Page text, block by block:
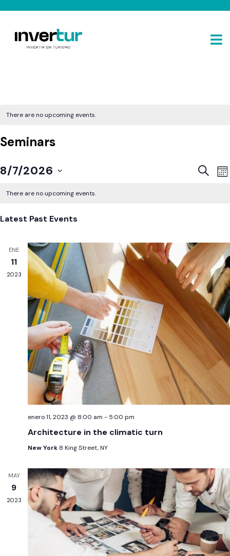
There are no upcoming events.
Seminars
8/7/2026
date.
There are no upcoming events.
Latest Past Events
ENE
11
2023
enero 11, 2023 @ 8:00 am - 5:00 pm
Architecture in the climatic turn
New York 8 King Street, NY
MAY
9
2023